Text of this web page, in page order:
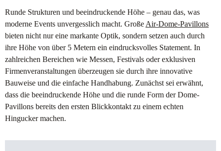
Runde Strukturen und beeindruckende Höhe – genau das, was
moderne Events unvergesslich macht. Große Air-Dome-Pavillons
bieten nicht nur eine markante Optik, sondern setzen auch durch
ihre Höhe von über 5 Metern ein eindrucksvolles Statement. In
zahlreichen Bereichen wie Messen, Festivals oder exklusiven
Firmenveranstaltungen überzeugen sie durch ihre innovative
Bauweise und die einfache Handhabung. Zunächst sei erwähnt,
dass die beeindruckende Höhe und die runde Form der Dome-
Pavillons bereits den ersten Blickkontakt zu einem echten
Hingucker machen.